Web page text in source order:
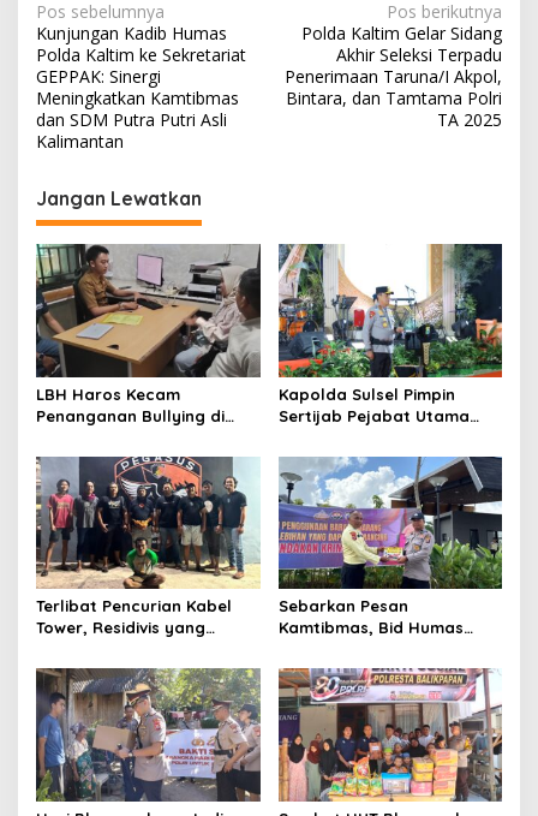
N
a
v
i
g
a
s
i
p
o
s
Pos sebelumnya
Kunjungan Kadib Humas
Polda Kaltim ke Sekretariat
GEPPAK: Sinergi
Meningkatkan Kamtibmas
dan SDM Putra Putri Asli
Kalimantan
Pos berikutnya
Polda Kaltim Gelar Sidang
Akhir Seleksi Terpadu
Penerimaan Taruna/I Akpol,
Bintara, dan Tamtama Polri
TA 2025
Jangan Lewatkan
LBH Haros Kecam
Penanganan Bullying di
Justru Dipaksa Pindah
Kapolda Sulsel Pimpin
Sertijab Pejabat Utama
Serta Lantik Karolog dan
Kapolresta Gowa
Terlibat Pencurian Kabel
Tower, Residivis yang
Ditangkap Tim Gabungan di
Jeneponto
Sebarkan Pesan
Kamtibmas, Bid Humas
Pemasangan Spanduk
serta Pembagian Stiker